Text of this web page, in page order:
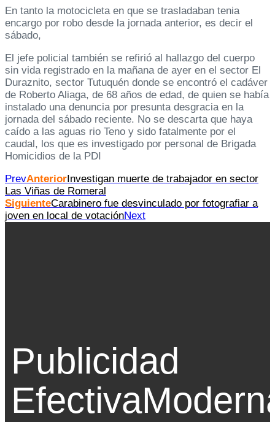
En tanto la motocicleta en que se trasladaban tenia
encargo por robo desde la jornada anterior, es decir el
sábado,
El jefe policial también se refirió al hallazgo del cuerpo
sin vida registrado en la mañana de ayer en el sector El
Duraznito, sector Tutuquén donde se encontró el cadáver
de Roberto Aliaga, de 68 años de edad, de quien se había
instalado una denuncia por presunta desgracia en la
jornada del sábado reciente. No se descarta que haya
caído a las aguas rio Teno y sido fatalmente por el
caudal, los que es investigado por personal de Brigada
Homicidios de la PDI
PrevAnteriorInvestigan muerte de trabajador en sector
Las Viñas de Romeral
SiguienteCarabinero fue desvinculado por fotografiar a
joven en local de votaciónNext
Publicidad
Efectiva